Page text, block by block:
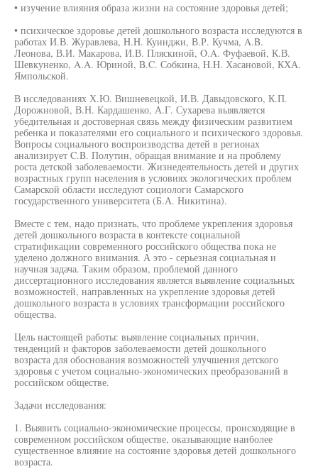
• изучение влияния образа жизни на состояние здоровья детей;
• психическое здоровье детей дошкольного возраста исследуются в
работах И.В. Журавлева, H.H. Куинджи, В.Р. Кучма, A.B.
Леонова, В.И. Макарова, И.В. Пляскиной, O.A. Фуфаевой, К.В.
Шевкуненко, A.A. Юриной, B.C. Собкина, H.H. Хасановой, КХА.
Ямпольской.
В исследованиях Х.Ю. Вишневецкой, И.В. Давыдовского, К.П.
Дорожновой, В.Н. Кардашенко, А.Г. Сухарева выявляется
убедительная и достоверная связь между физическим развитием
ребенка и показателями его социального и психического здоровья.
Вопросы социального воспроизводства детей в регионах
анализирует C.B. Полутин, обращая внимание и на проблему
роста детской заболеваемости. Жизнедеятельность детей и других
возрастных групп населения в условиях экологических проблем
Самарской области исследуют социологи Самарского
государственного университета (Б.А. Никитина).
Вместе с тем, надо признать, что проблеме укрепления здоровья
детей дошкольного возраста в контексте социальной
стратификации современного российского общества пока не
уделено должного внимания. А это - серьезная социальная и
научная задача. Таким образом, проблемой данного
диссертационного исследования является выявление социальных
возможностей, направленных на укрепление здоровья детей
дошкольного возраста в условиях трансформации российского
общества.
Цель настоящей работы: выявление социальных причин,
тенденций и факторов заболеваемости детей дошкольного
возраста для обоснования возможностей улучшения детского
здоровья с учетом социально-экономических преобразований в
российском обществе.
Задачи исследования:
1. Выявить социально-экономические процессы, происходящие в
современном российском обществе, оказывающие наиболее
существенное влияние на состояние здоровья детей дошкольного
возраста.